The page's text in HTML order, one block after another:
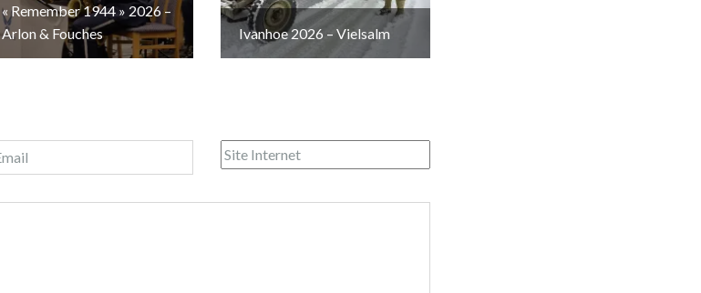
« Remember 1944 » 2026 –
Arlon & Fouches
Ivanhoe 2026 – Vielsalm